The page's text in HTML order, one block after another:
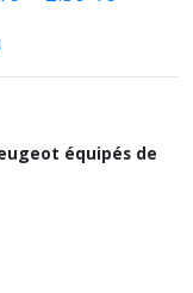
équipés de